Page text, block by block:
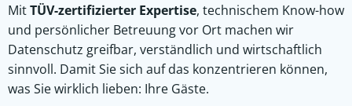
MitTÜV-zertifizierter Expertise, technischem Know-how
und persönlicher Betreuung vor Ort machen wir
Datenschutz greifbar, verständlich und wirtschaftlich
sinnvoll. Damit Sie sich auf das konzentrieren können,
was Sie wirklich lieben: Ihre Gäste.